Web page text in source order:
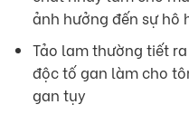
ảnh hưởng đến sự hô
Tảo lam thường tiết
độc tố gan làm cho
gan tụy